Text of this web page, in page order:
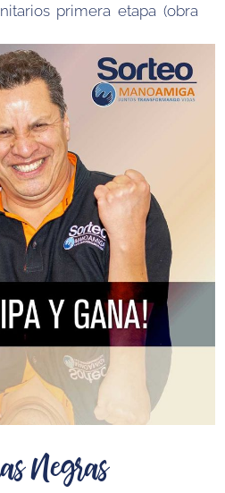
primera etapa (obra
Negras